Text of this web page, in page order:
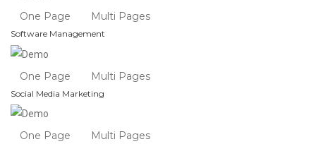
One Page Multi Pages
Software Management
One Page Multi Pages
Social Media Marketing
One Page Multi Pages